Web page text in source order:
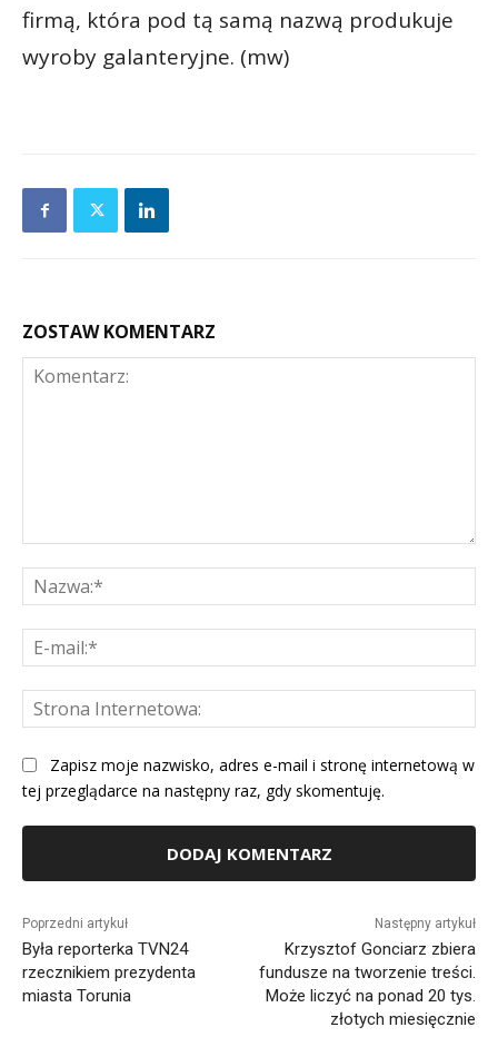
firmą, która pod tą samą nazwą produkuje
wyroby galanteryjne. (mw)
ZOSTAW KOMENTARZ
Zapisz moje nazwisko, adres e-mail i stronę internetową w
tej przeglądarce na następny raz, gdy skomentuję.
Poprzedni artykuł
Była reporterka TVN24
rzecznikiem prezydenta
miasta Torunia
Następny artykuł
Krzysztof Gonciarz zbiera
fundusze na tworzenie treści.
Może liczyć na ponad 20 tys.
złotych miesięcznie